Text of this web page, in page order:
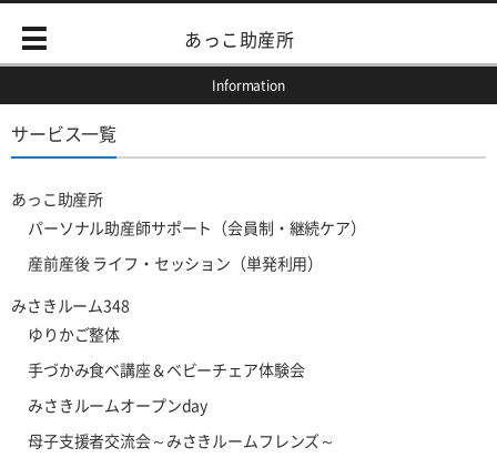
あっこ助産所
Information
サービス一覧
あっこ助産所
パーソナル助産師サポート（会員制・継続ケア）
産前産後 ライフ・セッション（単発利用）
みさきルーム348
ゆりかご整体
手づかみ食べ講座＆ベビーチェア体験会
みさきルームオープンday
母子支援者交流会～みさきルームフレンズ～